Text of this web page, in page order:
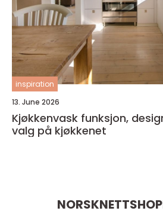
inspiration
13. June 2026
Kjøkkenvask funksjon, design og praktiske
valg på kjøkkenet